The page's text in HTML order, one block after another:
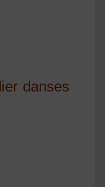
danses